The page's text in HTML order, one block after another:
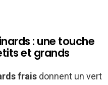
: une touche
et grands
frais donnent un vert